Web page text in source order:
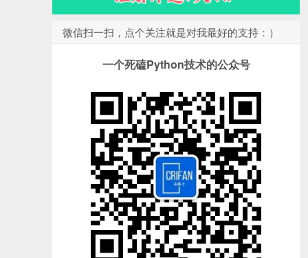
微信扫一扫，点个关注就是对我最好的支持：）
一个死磕Python技术的公众号